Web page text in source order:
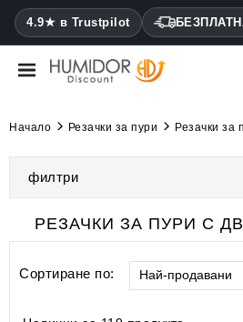
4.9★ в Trustpilot
CATEGORY
Хумидори
Калъфи
за
Начало Резачки за пури Резачки за
филтри
РЕЗАЧКИ ЗА ПУРИ С
Сортиране по: Най-продавани